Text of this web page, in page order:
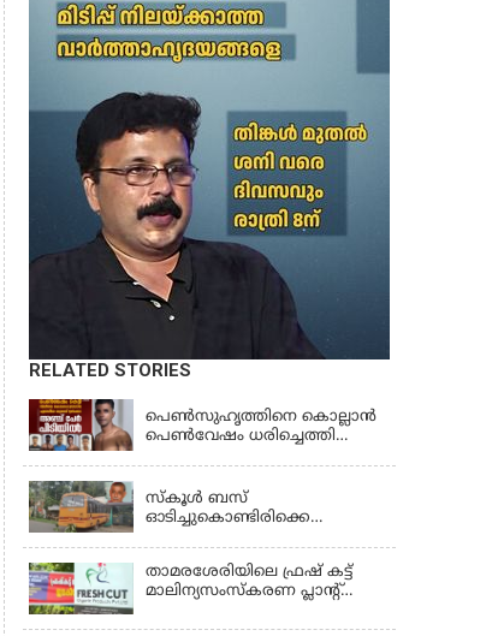
RELATED STORIES
KERALA
പെണ്‍സുഹൃത്തിനെ കൊല്ലാന്‍
പെണ്‍വേഷം ധരിച്ചെത്തി
സ്കൂൾ ബസ്
ഓടിച്ചുകൊണ്ടിരിക്കെ
ഡ്രൈവർ മരിച്ചു, രണ്ട്
കുട്ടികൾക്ക് പരിക്ക്
താമരശേരിയിലെ ഫ്രഷ് കട്ട്
മാലിന്യസംസ്കരണ പ്ലാന്റ്